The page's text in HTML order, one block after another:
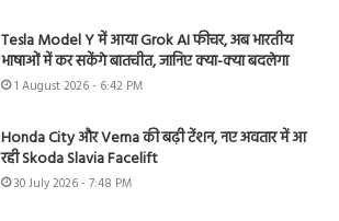
Tesla Model Y में आया Grok AI फीचर, अब भारतीय
भाषाओं में कर सकेंगे बातचीत, जानिए क्या-क्या बदलेगा
1 August 2026 - 6:42 PM
Honda City और Verna की बढ़ी टेंशन, नए अवतार में आ
रही Skoda Slavia Facelift
30 July 2026 - 7:48 PM